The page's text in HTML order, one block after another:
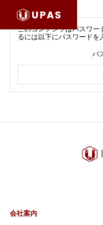
このコンテンツはパスワー
るには以下にパスワードを
パ
会社案内